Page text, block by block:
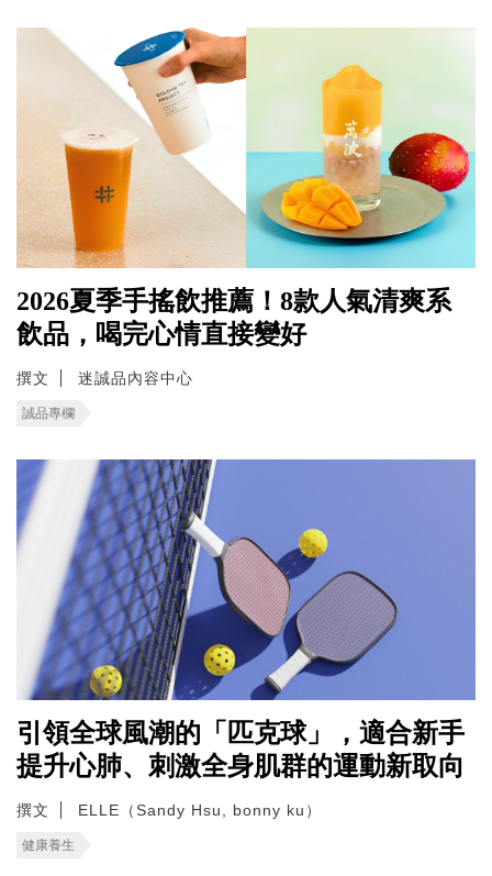
2026夏季手搖飲推薦！8款人氣清爽系
飲品，喝完心情直接變好
撰文 迷誠品內容中心
誠品專欄
引領全球風潮的「匹克球」，適合新手
提升心肺、刺激全身肌群的運動新取向
撰文 ELLE（Sandy Hsu, bonny ku）
健康養生